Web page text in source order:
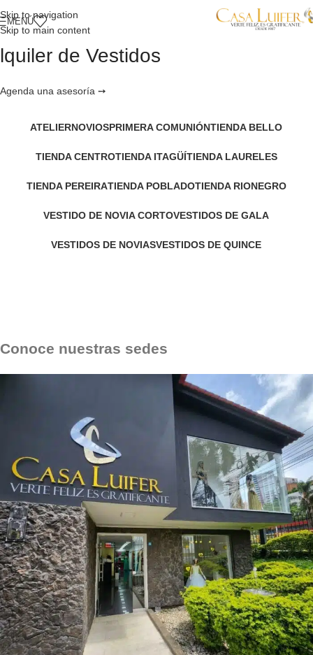
Skip to navigation
Skip to main content
MENÚ
lquiler de Vestidos
Agenda una asesoría ➙
ATELIERNOVIOSPRIMERA COMUNIÓNTIENDA BELLO
TIENDA CENTROTIENDA ITAGÜÍTIENDA LAURELES
TIENDA PEREIRATIENDA POBLADOTIENDA RIONEGRO
VESTIDO DE NOVIA CORTOVESTIDOS DE GALA
VESTIDOS DE NOVIASVESTIDOS DE QUINCE
Conoce nuestras sedes